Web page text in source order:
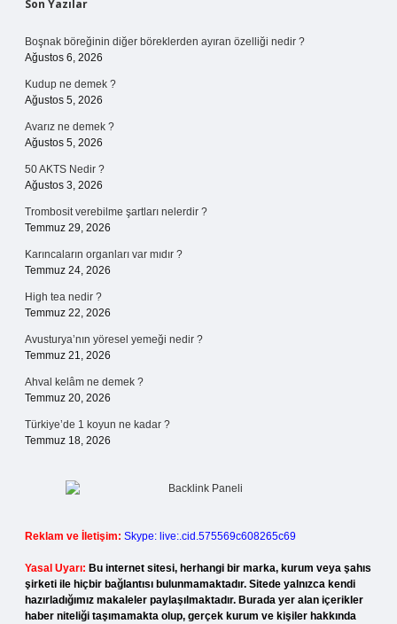
Sidebar
Son Yazılar
Boşnak böreğinin diğer böreklerden ayıran özelliği nedir ?
Ağustos 6, 2026
Kudup ne demek ?
Ağustos 5, 2026
Avarız ne demek ?
Ağustos 5, 2026
50 AKTS Nedir ?
Ağustos 3, 2026
Trombosit verebilme şartları nelerdir ?
Temmuz 29, 2026
Karıncaların organları var mıdır ?
Temmuz 24, 2026
High tea nedir ?
Temmuz 22, 2026
Avusturya’nın yöresel yemeği nedir ?
Temmuz 21, 2026
Ahval kelâm ne demek ?
Temmuz 20, 2026
Türkiye’de 1 koyun ne kadar ?
Temmuz 18, 2026
Reklam ve İletişim: Skype: live:.cid.575569c608265c69
Yasal Uyarı: Bu internet sitesi, herhangi bir marka, kurum veya şahıs
şirketi ile hiçbir bağlantısı bulunmamaktadır. Sitede yalnızca kendi
hazırladığımız makaleler paylaşılmaktadır. Burada yer alan içerikler
haber niteliği taşımamakta olup, gerçek kurum ve kişiler hakkında